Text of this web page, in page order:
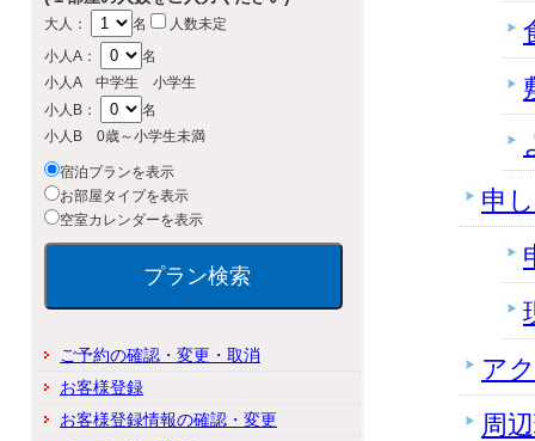
申
ア
周
大人： 名
人数未定
小人A：
名
小人A 中学生 小学生
小人B：
名
小人B 0歳～小学生未満
宿泊プランを表示
お部屋タイプを表示
空室カレンダーを表示
ご予約の確認・変更・取消
お客様登録
お客様登録情報の確認・変更